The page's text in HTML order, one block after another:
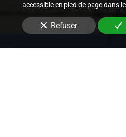
accessible en pied de page dans
Refuser